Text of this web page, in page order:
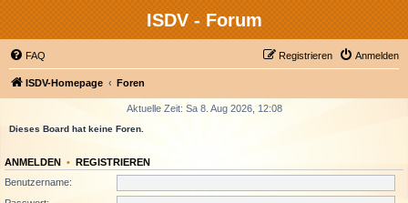
ISDV - Forum
FAQ Anmelden
Registrieren
ISDV-Homepage Foren
Aktuelle Zeit: Sa 8. Aug 2026, 12:08
Dieses Board hat keine Foren.
ANMELDEN • REGISTRIEREN
Benutzername: